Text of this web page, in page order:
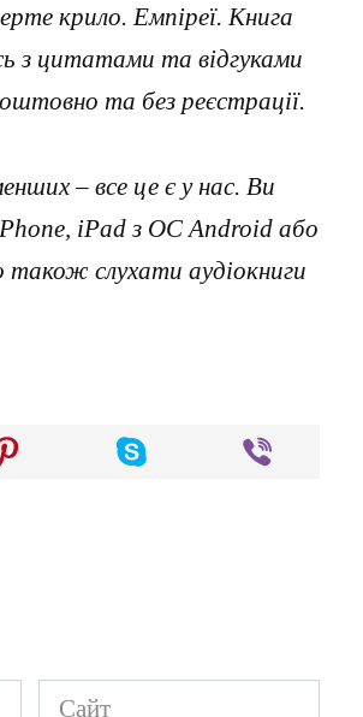
крило. Емпіреї. Книга
з цитатами та відгуками
та без реєстрації.
– все це є у нас. Ви
iPad з ОС Android або
слухати аудіокниги
Сайт